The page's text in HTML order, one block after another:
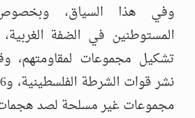
وفي هذا السياق،
مجموعات غير مسلحة لصد